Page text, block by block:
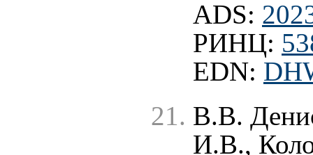
ADS:
РИНЦ:
EDN:
В.В.
И.В.,